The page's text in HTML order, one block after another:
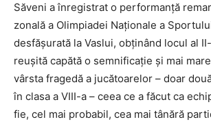
Săveni a înregistrat o performanță
zonală a Olimpiadei Naționale a
desfășurată la Vaslui, obținând locul al
reușită capătă o semnificație și mai
vârsta fragedă a jucătoarelor – doar
în clasa a VIII-a – ceea ce a făcut ca
fie, cel mai probabil, cea mai tânără